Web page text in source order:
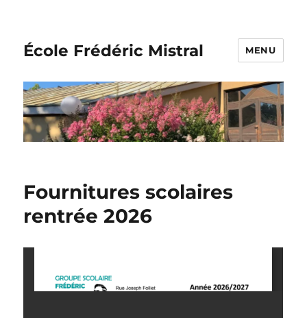
École Frédéric Mistral MENU
Fournitures scolaires
rentrée 2026